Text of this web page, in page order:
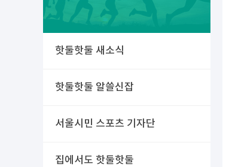
핫둘핫둘 새소식
핫둘핫둘 알쓸신잡
서울시민 스포츠 기자단
집에서도 핫둘핫둘